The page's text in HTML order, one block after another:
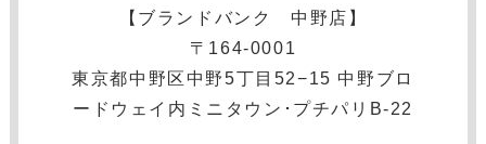
【ブランドバンク 中野店】
〒164-0001
東京都中野区中野5丁目52−15 中野ブロ
ードウェイ内ミニタウン･プチパリB-22